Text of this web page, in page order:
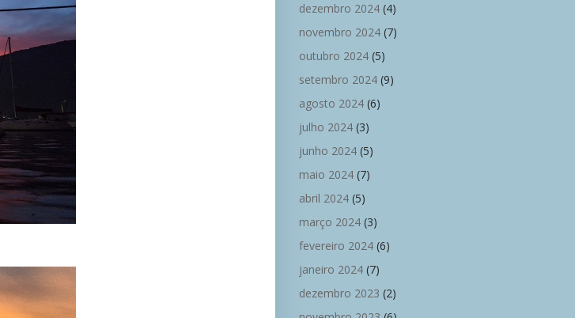
dezembro 2024 (4)
novembro 2024 (7)
outubro 2024 (5)
setembro 2024 (9)
agosto 2024 (6)
julho 2024 (3)
junho 2024 (5)
maio 2024 (7)
abril 2024 (5)
março 2024 (3)
fevereiro 2024 (6)
janeiro 2024 (7)
dezembro 2023 (2)